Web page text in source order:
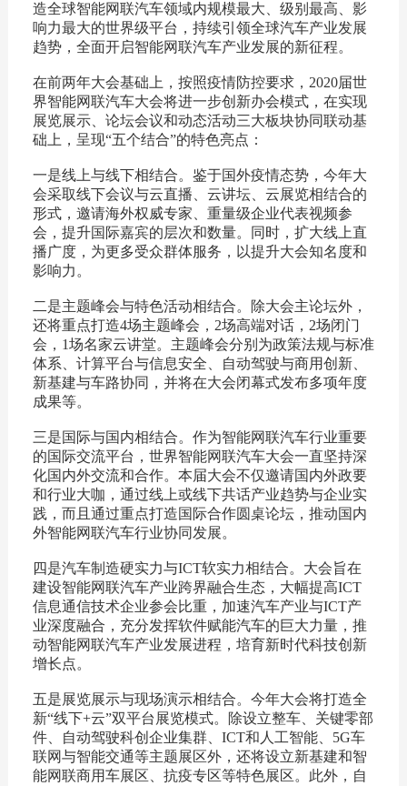
造全球智能网联汽车领域内规模最大、级别最高、影
响力最大的世界级平台，持续引领全球汽车产业发展
趋势，全面开启智能网联汽车产业发展的新征程。
在前两年大会基础上，按照疫情防控要求，2020届世
界智能网联汽车大会将进一步创新办会模式，在实现
展览展示、论坛会议和动态活动三大板块协同联动基
础上，呈现“五个结合”的特色亮点：
一是线上与线下相结合。鉴于国外疫情态势，今年大
会采取线下会议与云直播、云讲坛、云展览相结合的
形式，邀请海外权威专家、重量级企业代表视频参
会，提升国际嘉宾的层次和数量。同时，扩大线上直
播广度，为更多受众群体服务，以提升大会知名度和
影响力。
二是主题峰会与特色活动相结合。除大会主论坛外，
还将重点打造4场主题峰会，2场高端对话，2场闭门
会，1场名家云讲堂。主题峰会分别为政策法规与标准
体系、计算平台与信息安全、自动驾驶与商用创新、
新基建与车路协同，并将在大会闭幕式发布多项年度
成果等。
三是国际与国内相结合。作为智能网联汽车行业重要
的国际交流平台，世界智能网联汽车大会一直坚持深
化国内外交流和合作。本届大会不仅邀请国内外政要
和行业大咖，通过线上或线下共话产业趋势与企业实
践，而且通过重点打造国际合作圆桌论坛，推动国内
外智能网联汽车行业协同发展。
四是汽车制造硬实力与ICT软实力相结合。大会旨在
建设智能网联汽车产业跨界融合生态，大幅提高ICT
信息通信技术企业参会比重，加速汽车产业与ICT产
业深度融合，充分发挥软件赋能汽车的巨大力量，推
动智能网联汽车产业发展进程，培育新时代科技创新
增长点。
五是展览展示与现场演示相结合。今年大会将打造全
新“线下+云”双平台展览模式。除设立整车、关键零部
件、自动驾驶科创企业集群、ICT和人工智能、5G车
联网与智能交通等主题展区外，还将设立新基建和智
能网联商用车展区、抗疫专区等特色展区。此外，自